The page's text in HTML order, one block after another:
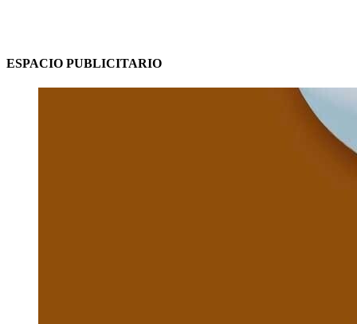
ESPACIO PUBLICITARIO